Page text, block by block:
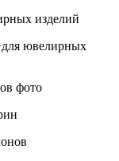
изделий
ювелирных
фото